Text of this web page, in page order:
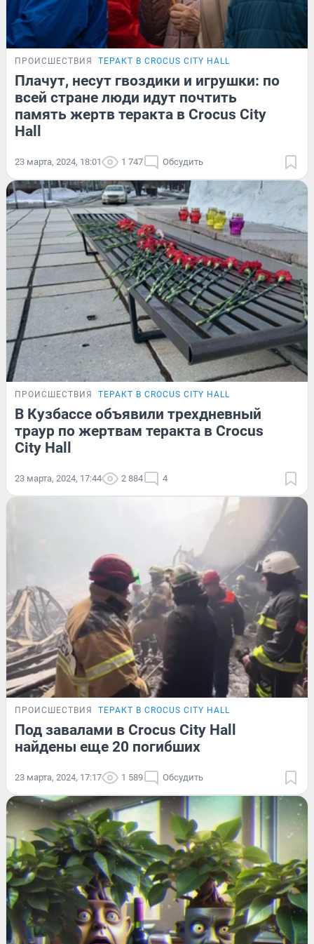
ПРОИСШЕСТВИЯ ТЕРАКТ В CROCUS CITY HALL
Плачут, несут гвоздики и игрушки: по
всей стране люди идут почтить
память жертв теракта в Crocus City
Hall
23 марта, 2024, 18:01 1 747 Обсудить
ПРОИСШЕСТВИЯ ТЕРАКТ В CROCUS CITY HALL
В Кузбассе объявили трехдневный
траур по жертвам теракта в Crocus
City Hall
23 марта, 2024, 17:44 2 884 4
ПРОИСШЕСТВИЯ ТЕРАКТ В CROCUS CITY HALL
Под завалами в Crocus City Hall
найдены еще 20 погибших
23 марта, 2024, 17:17 1 589 Обсудить